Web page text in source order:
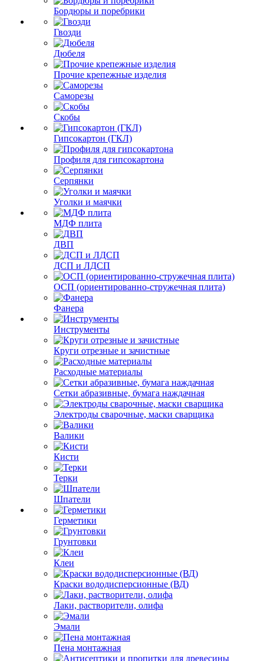
Бордюры и поребрики
Гвозди
Дюбеля
Прочие крепежные изделия
Саморезы
Скобы
Гипсокартон (ГКЛ)
Профиля для гипсокартона
Серпянки
Уголки и маячки
МДФ плита
ДВП
ДСП и ЛДСП
ОСП (ориентированно-стружечная плита)
Фанера
Инструменты
Круги отрезные и зачистные
Расходные материалы
Сетки абразивные, бумага наждачная
Электроды сварочные, маски сварщика
Валики
Кисти
Терки
Шпатели
Герметики
Грунтовки
Клеи
Краски вододисперсионные (ВД)
Лаки, растворители, олифа
Эмали
Пена монтажная